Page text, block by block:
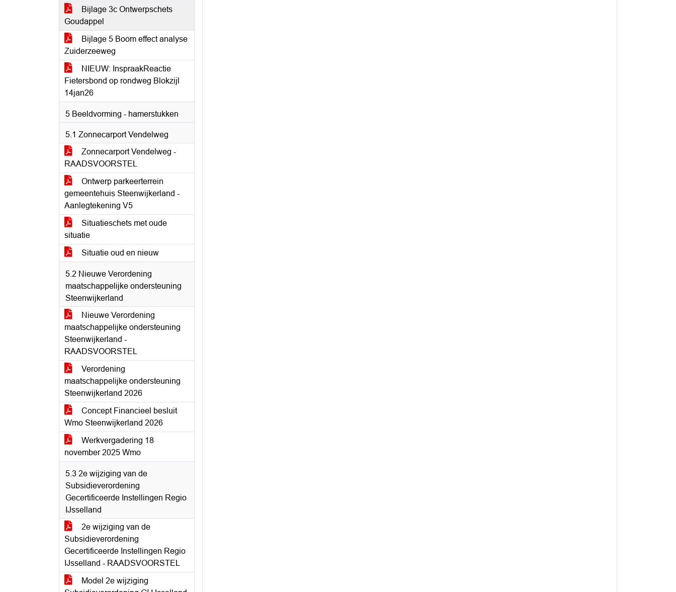
Bijlage 3c Ontwerpschets
Goudappel
Bijlage 5 Boom effect analyse
Zuiderzeeweg
NIEUW: InspraakReactie
Fietersbond op rondweg Blokzijl
14jan26
5 Beeldvorming - hamerstukken
5.1 Zonnecarport Vendelweg
Zonnecarport Vendelweg -
RAADSVOORSTEL
Ontwerp parkeerterrein
gemeentehuis Steenwijkerland -
Aanlegtekening V5
Situatieschets met oude
situatie
Situatie oud en nieuw
5.2 Nieuwe Verordening
maatschappelijke ondersteuning
Steenwijkerland
Nieuwe Verordening
maatschappelijke ondersteuning
Steenwijkerland -
RAADSVOORSTEL
Verordening
maatschappelijke ondersteuning
Steenwijkerland 2026
Concept Financieel besluit
Wmo Steenwijkerland 2026
Werkvergadering 18
november 2025 Wmo
5.3 2e wijziging van de
Subsidieverordening
Gecertificeerde Instellingen Regio
IJsselland
2e wijziging van de
Subsidieverordening
Gecertificeerde Instellingen Regio
IJsselland - RAADSVOORSTEL
Model 2e wijziging